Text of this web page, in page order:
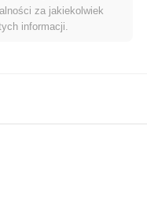
odnotował wzrost o
w akcji cenowej
rynkowego.
za jakiekolwiek
informacji.